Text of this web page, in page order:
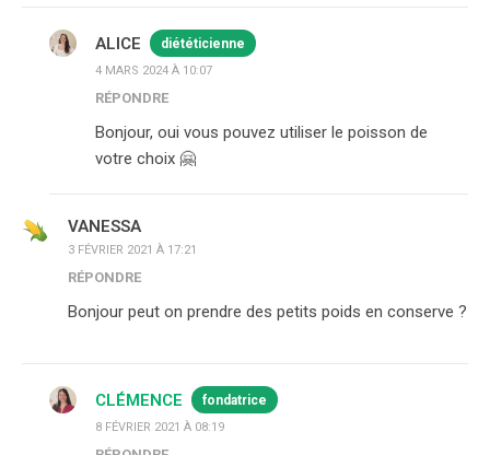
ALICE diététicienne
4 MARS 2024 À 10:07
RÉPONDRE
Bonjour, oui vous pouvez utiliser le poisson de
votre choix 🤗
VANESSA
3 FÉVRIER 2021 À 17:21
RÉPONDRE
Bonjour peut on prendre des petits poids en conserve ?
CLÉMENCE fondatrice
8 FÉVRIER 2021 À 08:19